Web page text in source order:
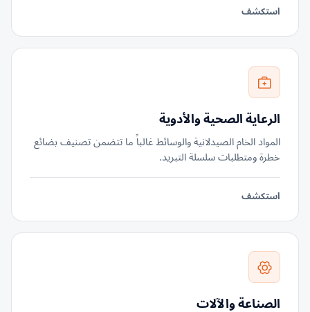
استكشف
الرعاية الصحية والأدوية
المواد الخام الصيدلانية والوسائط غالباً ما تتضمن تصنيف بضائع
خطرة ومتطلبات سلسلة التبريد.
استكشف
الصناعة والآلات